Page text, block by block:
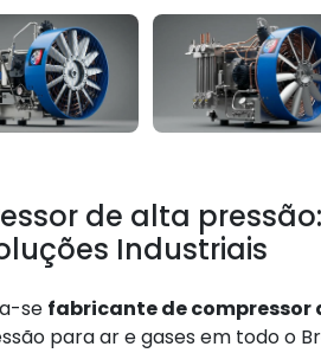
de alta
Industriais
se fabricante de compressor
para ar e gases em todo o